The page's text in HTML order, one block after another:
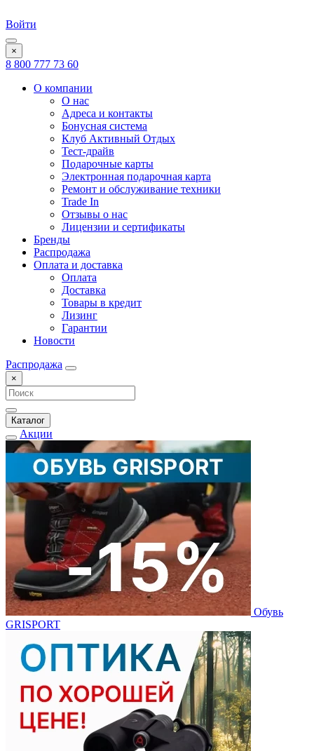
Войти
×
8 800 777 73 60
О компании
О нас
Адреса и контакты
Бонусная система
Клуб Активный Отдых
Тест-драйв
Подарочные карты
Электронная подарочная карта
Ремонт и обслуживание техники
Trade In
Отзывы о нас
Лицензии и сертификаты
Бренды
Распродажа
Оплата и доставка
Оплата
Доставка
Товары в кредит
Лизинг
Гарантии
Новости
Распродажа
×
Каталог
Акции
Обувь
GRISPORT